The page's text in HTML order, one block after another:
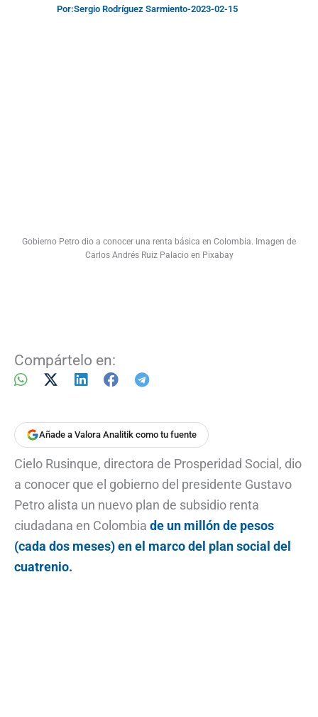
Por:Sergio Rodríguez Sarmiento-2023-02-15
Gobierno Petro dio a conocer una renta básica en Colombia. Imagen de
Carlos Andrés Ruiz Palacio en Pixabay
Compártelo en:
Añade a Valora Analitik como tu fuente
Cielo Rusinque, directora de Prosperidad Social, dio
a conocer que el gobierno del presidente Gustavo
Petro alista un nuevo plan de subsidio renta
ciudadana en Colombia de un millón de pesos
(cada dos meses) en el marco del plan social del
cuatrenio.